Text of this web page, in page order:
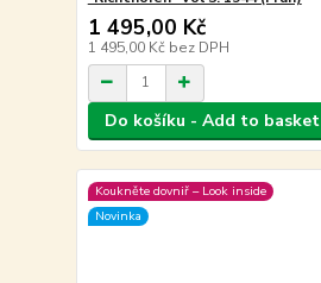
1 495,00 Kč
1 495,00 Kč bez DPH
Do košíku - Add to basket
Koukněte dovniř – Look inside
Novinka